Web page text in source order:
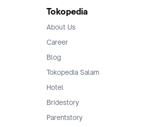
Tokopedia
About Us
Career
Blog
Tokopedia Salam
Hotel
Bridestory
Parentstory